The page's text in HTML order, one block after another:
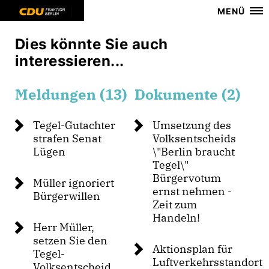
MENÜ
Dies könnte Sie auch
interessieren...
Meldungen (13)
Tegel-Gutachter
strafen Senat
Lügen
Müller ignoriert
Bürgerwillen
Herr Müller,
setzen Sie den
Tegel-
Dokumente (2)
Umsetzung des
Volksentscheids
\"Berlin braucht
Tegel\"
Bürgervotum
ernst nehmen -
Zeit zum
Handeln!
Aktionsplan für
Luftverkehrsstandort